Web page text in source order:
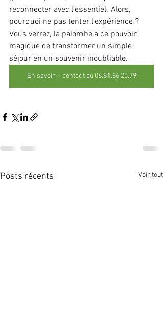
reconnecter avec l’essentiel. Alors,
pourquoi ne pas tenter l’expérience ?
Vous verrez, la palombe a ce pouvoir
magique de transformer un simple
séjour en un souvenir inoubliable.
En savoir + contact au 06.81.86.25.79
Posts récents Voir tout